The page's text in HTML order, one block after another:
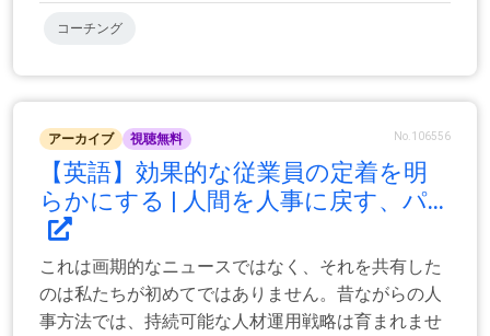
コーチング
アーカイブ 視聴無料 No.106556
【英語】効果的な従業員の定着を明
らかにする | 人間を人事に戻す、パ...
これは画期的なニュースではなく、それを共有した
のは私たちが初めてではありません。昔ながらの人
事方法では、持続可能な人材運用戦略は育まれませ